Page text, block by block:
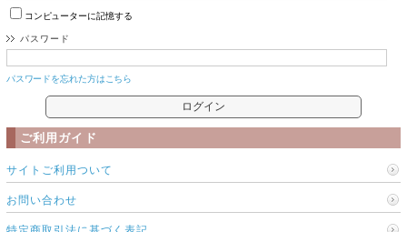
コンピューターに記憶する
パスワード
パスワードを忘れた方はこちら
ご利用ガイド
サイトご利用ついて
お問い合わせ